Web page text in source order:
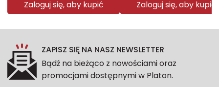
Zaloguj się, aby kupić Zaloguj się, aby kupić
ZAPISZ SIĘ NA NASZ NEWSLETTER
Bądź na bieżąco z nowościami oraz
promocjami dostępnymi w Platon.